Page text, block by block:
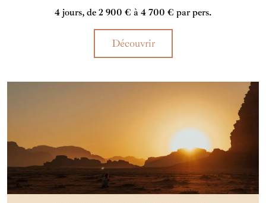
4 jours, de 2 900 € à 4 700 € par pers.
Découvrir